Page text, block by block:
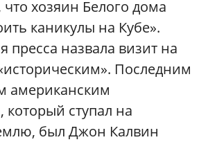
хозяин Белого дома
каникулы на Кубе».
пресса назвала визит на
Последним
американским
который ступал на
был Джон Калвин